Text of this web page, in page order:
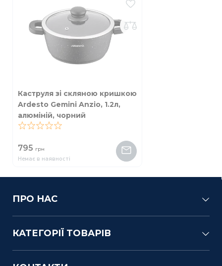
Каструля зі скляною кришкою
Ardesto Gemini Anzio, 1.2л,
алюміній, чорний
795 грн
Немає в наявності
ПРО НАС
КАТЕГОРІЇ ТОВАРІВ